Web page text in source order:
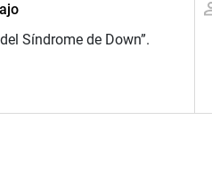
Síndrome de Down”.